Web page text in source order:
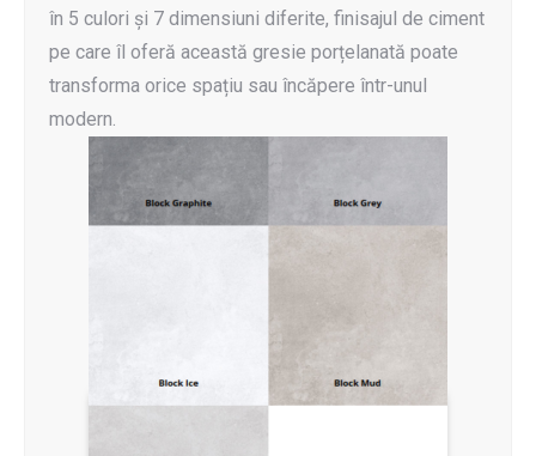
în 5 culori și 7 dimensiuni diferite, finisajul de ciment
pe care îl oferă această gresie porțelanată poate
transforma orice spațiu sau încăpere într-unul
modern.